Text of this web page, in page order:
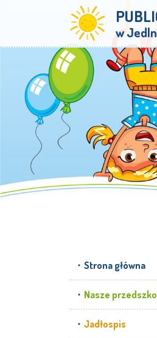
w
Strona główna
Nasze
Jadłospis